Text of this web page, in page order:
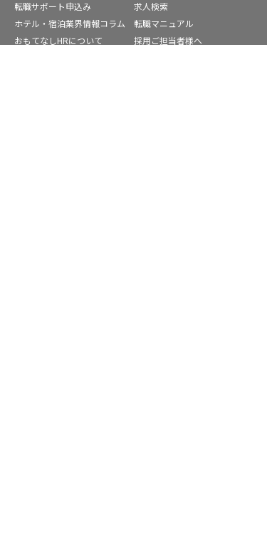
転職サポート申込み
求人検索
ホテル・宿泊業界情報コラム
転職マニュアル
おもてなしHRについて
採用ご担当者様へ